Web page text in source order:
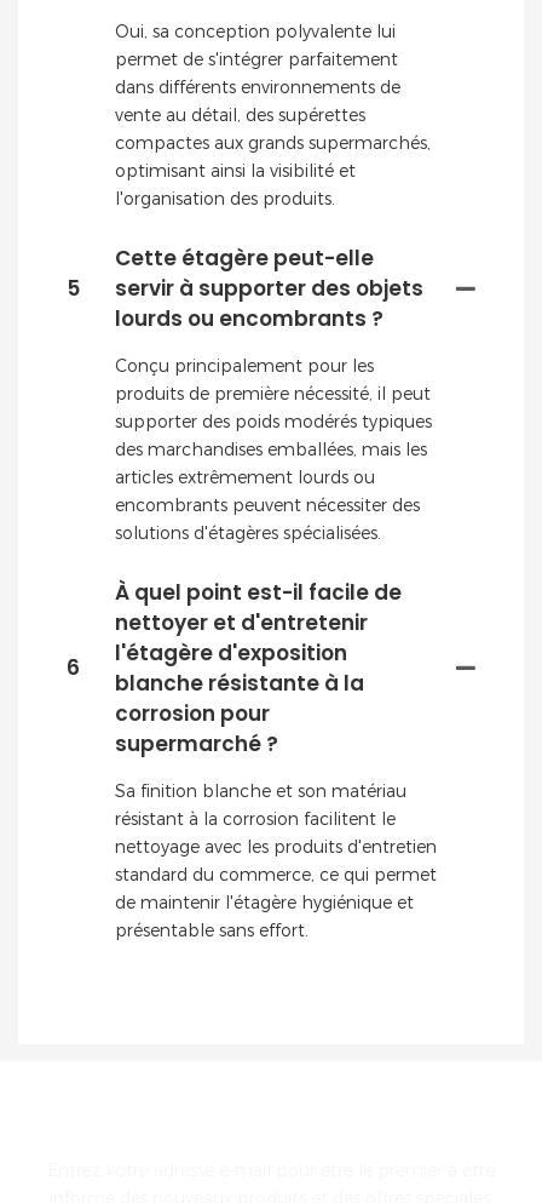
Oui, sa conception polyvalente lui
permet de s'intégrer parfaitement
dans différents environnements de
vente au détail, des supérettes
compactes aux grands supermarchés,
optimisant ainsi la visibilité et
l'organisation des produits.
5
Cette étagère peut-elle
servir à supporter des objets
lourds ou encombrants ?
Conçu principalement pour les
produits de première nécessité, il peut
supporter des poids modérés typiques
des marchandises emballées, mais les
articles extrêmement lourds ou
encombrants peuvent nécessiter des
solutions d'étagères spécialisées.
6
À quel point est-il facile de
nettoyer et d'entretenir
l'étagère d'exposition
blanche résistante à la
corrosion pour
supermarché ?
Sa finition blanche et son matériau
résistant à la corrosion facilitent le
nettoyage avec les produits d'entretien
standard du commerce, ce qui permet
de maintenir l'étagère hygiénique et
présentable sans effort.